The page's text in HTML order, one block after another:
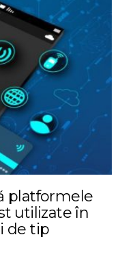
platformele
utilizate în
de tip